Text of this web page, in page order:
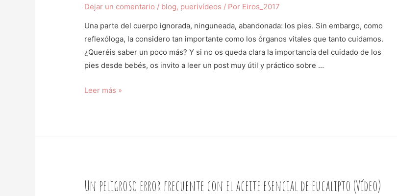
Dejar un comentario / blog, puerivídeos / Por Eiros_2017
Una parte del cuerpo ignorada, ninguneada, abandonada: los pies. Sin embargo, como
reflexóloga, la considero tan importante como los órganos vitales que tanto cuidamos.
¿Queréis saber un poco más? Y si no os queda clara la importancia del cuidado de los
pies desde bebés, os invito a leer un post muy útil y práctico sobre …
Leer más »
Un peligroso error frecuente con el aceite esencial de eucalipto (Vídeo)